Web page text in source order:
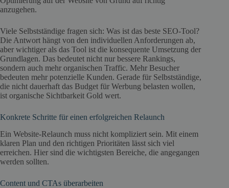
anzugehen.
Viele Selbstständige fragen sich: Was ist das beste SEO-Tool?
Die Antwort hängt von den individuellen Anforderungen ab,
aber wichtiger als das Tool ist die konsequente Umsetzung der
Grundlagen. Das bedeutet nicht nur bessere Rankings,
sondern auch mehr organischen Traffic. Mehr Besucher
bedeuten mehr potenzielle Kunden. Gerade für Selbstständige,
die nicht dauerhaft das Budget für Werbung belasten wollen,
ist organische Sichtbarkeit Gold wert.
Konkrete Schritte für einen erfolgreichen Relaunch
Ein Website-Relaunch muss nicht kompliziert sein. Mit einem
klaren Plan und den richtigen Prioritäten lässt sich viel
erreichen. Hier sind die wichtigsten Bereiche, die angegangen
werden sollten.
Content und CTAs überarbeiten